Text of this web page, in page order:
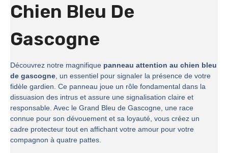
Chien Bleu De
Gascogne
Découvrez notre magnifique panneau attention au chien bleu
de gascogne, un essentiel pour signaler la présence de votre
fidèle gardien. Ce panneau joue un rôle fondamental dans la
dissuasion des intrus et assure une signalisation claire et
responsable. Avec le Grand Bleu de Gascogne, une race
connue pour son dévouement et sa loyauté, vous créez un
cadre protecteur tout en affichant votre amour pour votre
compagnon à quatre pattes.